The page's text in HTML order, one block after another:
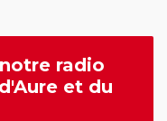
radio
et du